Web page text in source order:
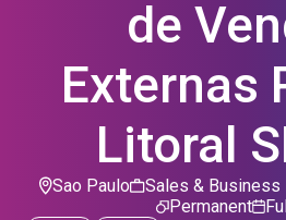
de
Externas
Litoral
Sao Paulo
Sales & Business
Permanent